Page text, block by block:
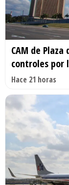
CAM de
controles por
Hace 21 horas